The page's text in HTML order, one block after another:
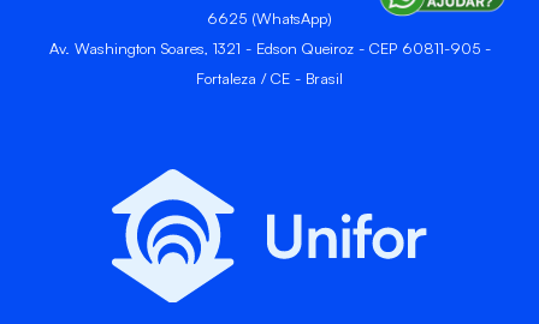
6625 (WhatsApp)
Av. Washington Soares, 1321 - Edson Queiroz - CEP 60811-905 -
Fortaleza / CE - Brasil